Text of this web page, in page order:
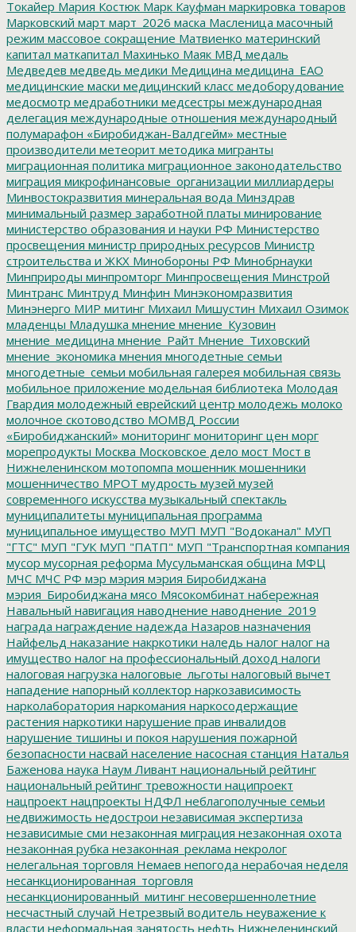
Токайер Мария Костюк Марк Кауфман маркировка товаров
Марковский март март_2026 маска Масленица масочный
режим массовое сокращение Матвиенко материнский
капитал маткапитал Махинько Маяк МВД медаль
Медведев медведь медики Медицина медицина_ЕАО
медицинские маски медицинский класс медоборудование
медосмотр медработники медсестры международная
делегация международные отношения международный
полумарафон «Биробиджан-Валдгейм» местные
производители метеорит методика мигранты
миграционная политика миграционное законодательство
миграция микрофинансовые_организации миллиардеры
Минвостокразвития минеральная вода Минздрав
минимальный размер заработной платы минирование
министерство образования и науки РФ Министерство
просвещения министр природных ресурсов Министр
строительства и ЖКХ Минобороны РФ Минобрнауки
Минприроды минпромторг Минпросвещения Минстрой
Минтранс Минтруд Минфин Минэкономразвития
Минэнерго МИР митинг Михаил Мишустин Михаил Озимок
младенцы Младушка мнение мнение_Кузовин
мнение_медицина мнение_Райт Мнение_Тиховский
мнение_экономика мнения многодетные семьи
многодетные_семьи мобильная галерея мобильная связь
мобильное приложение модельная библиотека Молодая
Гвардия молодежный еврейский центр молодежь молоко
молочное скотоводство МОМВД России
«Биробиджанский» мониторинг мониторинг цен морг
морепродукты Москва Московское дело мост Мост в
Нижнеленинском мотопомпа мошенник мошенники
мошенничество МРОТ мудрость музей музей
современного искусства музыкальный спектакль
муниципалитеты муниципальная программа
муниципальное имущество МУП МУП "Водоканал" МУП
"ГТС" МУП "ГУК МУП "ПАТП" МУП "Транспортная компания
мусор мусорная реформа Мусульманская община МФЦ
МЧС МЧС РФ мэр мэрия мэрия Биробиджана
мэрия_Биробиджана мясо Мясокомбинат набережная
Навальный навигация наводнение наводнение_2019
награда награждение надежда Назаров назначения
Найфельд наказание накркотики наледь налог налог на
имущество налог на профессиональный доход налоги
налоговая нагрузка налоговые_льготы налоговый вычет
нападение напорный коллектор наркозависимость
нарколаборатория наркомания наркосодержащие
растения наркотики нарушение прав инвалидов
нарушение тишины и покоя нарушения пожарной
безопасности насвай население насосная станция Наталья
Баженова наука Наум Ливант национальный рейтинг
национальный рейтинг тревожности наципроект
нацпроект нацпроекты НДФЛ неблагополучные семьи
недвижимость недострои независимая экспертиза
независимые сми незаконная миграция незаконная охота
незаконная рубка незаконная_реклама некролог
нелегальная торговля Немаев непогода нерабочая неделя
несанкционированная_торговля
несанкционированный_митинг несовершеннолетние
несчастный случай Нетрезвый водитель неуважение к
власти неформальная занятость нефть Нижнеленинский